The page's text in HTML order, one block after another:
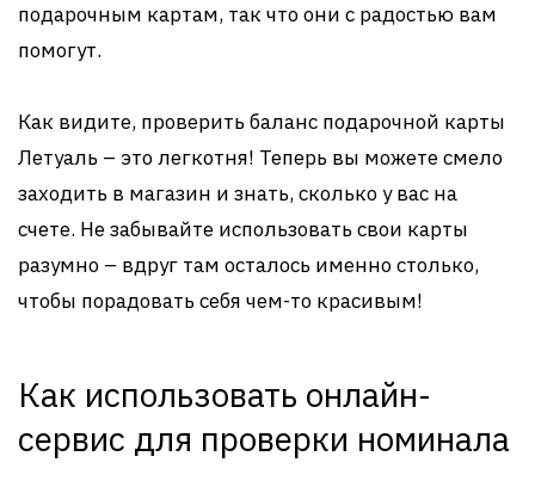
подарочным картам, так что они с радостью вам
помогут.
Как видите, проверить баланс подарочной карты
Летуаль – это легкотня! Теперь вы можете смело
заходить в магазин и знать, сколько у вас на
счете. Не забывайте использовать свои карты
разумно – вдруг там осталось именно столько,
чтобы порадовать себя чем-то красивым!
Как использовать онлайн-
сервис для проверки номинала